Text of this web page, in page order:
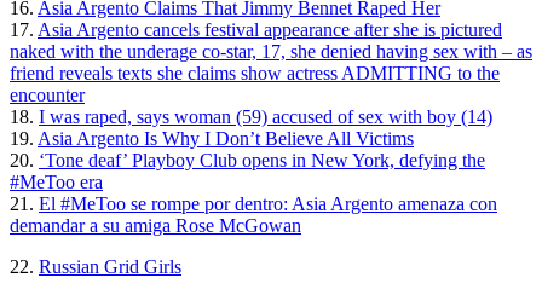
16. Asia Argento Claims That Jimmy Bennet Raped Her
17. Asia Argento cancels festival appearance after she is pictured
naked with the underage co-star, 17, she denied having sex with – as
friend reveals texts she claims show actress ADMITTING to the
encounter
18. I was raped, says woman (59) accused of sex with boy (14)
19. Asia Argento Is Why I Don’t Believe All Victims
20. ‘Tone deaf’ Playboy Club opens in New York, defying the
#MeToo era
21. El #MeToo se rompe por dentro: Asia Argento amenaza con
demandar a su amiga Rose McGowan
22. Russian Grid Girls